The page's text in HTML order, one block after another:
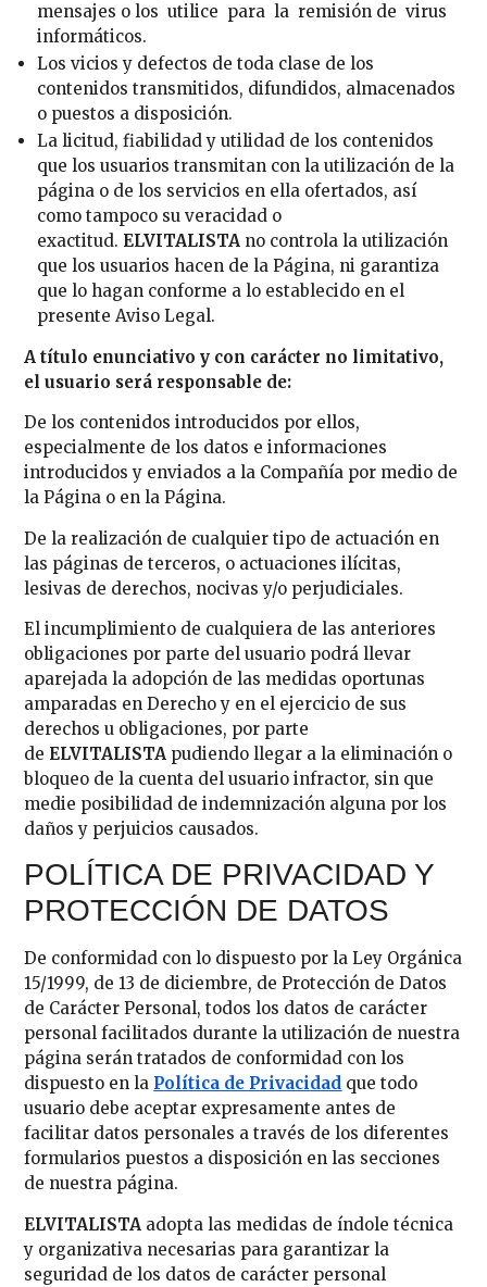
mensajes o los utilice para la remisión de virus
informáticos.
Los vicios y defectos de toda clase de los
contenidos transmitidos, difundidos, almacenados
o puestos a disposición.
La licitud, fiabilidad y utilidad de los contenidos
que los usuarios transmitan con la utilización de la
página o de los servicios en ella ofertados, así
como tampoco su veracidad o
exactitud. ELVITALISTA no controla la utilización
que los usuarios hacen de la Página, ni garantiza
que lo hagan conforme a lo establecido en el
presente Aviso Legal.
A título enunciativo y con carácter no limitativo,
el usuario será responsable de:
De los contenidos introducidos por ellos,
especialmente de los datos e informaciones
introducidos y enviados a la Compañía por medio de
la Página o en la Página.
De la realización de cualquier tipo de actuación en
las páginas de terceros, o actuaciones ilícitas,
lesivas de derechos, nocivas y/o perjudiciales.
El incumplimiento de cualquiera de las anteriores
obligaciones por parte del usuario podrá llevar
aparejada la adopción de las medidas oportunas
amparadas en Derecho y en el ejercicio de sus
derechos u obligaciones, por parte
de ELVITALISTA pudiendo llegar a la eliminación o
bloqueo de la cuenta del usuario infractor, sin que
medie posibilidad de indemnización alguna por los
daños y perjuicios causados.
POLÍTICA DE PRIVACIDAD Y
PROTECCIÓN DE DATOS
De conformidad con lo dispuesto por la Ley Orgánica
15/1999, de 13 de diciembre, de Protección de Datos
de Carácter Personal, todos los datos de carácter
personal facilitados durante la utilización de nuestra
página serán tratados de conformidad con los
dispuesto en la Política de Privacidad que todo
usuario debe aceptar expresamente antes de
facilitar datos personales a través de los diferentes
formularios puestos a disposición en las secciones
de nuestra página.
ELVITALISTA adopta las medidas de índole técnica
y organizativa necesarias para garantizar la
seguridad de los datos de carácter personal